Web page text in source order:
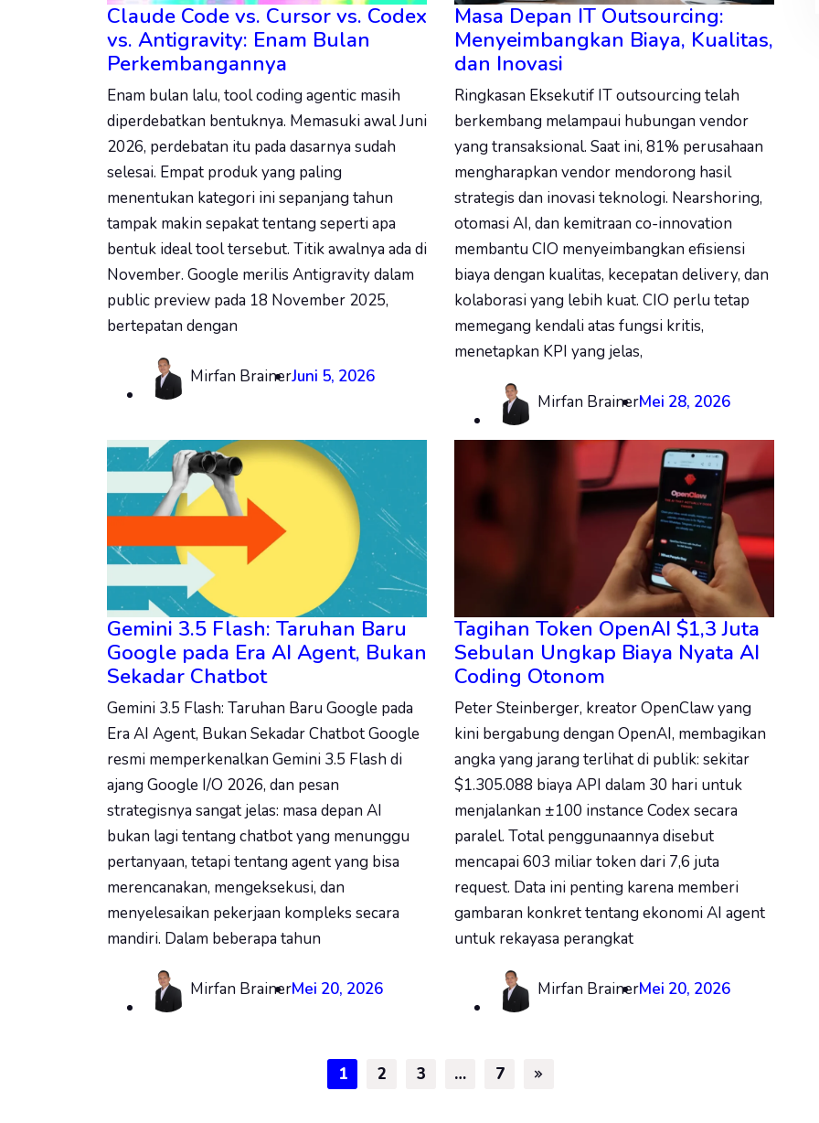
Claude Code vs. Cursor vs. Codex
vs. Antigravity: Enam Bulan
Perkembangannya
Enam bulan lalu, tool coding agentic masih
diperdebatkan bentuknya. Memasuki awal Juni
2026, perdebatan itu pada dasarnya sudah
selesai. Empat produk yang paling
menentukan kategori ini sepanjang tahun
tampak makin sepakat tentang seperti apa
bentuk ideal tool tersebut. Titik awalnya ada di
November. Google merilis Antigravity dalam
public preview pada 18 November 2025,
bertepatan dengan
Mirfan BrainerJuni 5, 2026
Masa Depan IT Outsourcing:
Menyeimbangkan Biaya, Kualitas,
dan Inovasi
Ringkasan Eksekutif IT outsourcing telah
berkembang melampaui hubungan vendor
yang transaksional. Saat ini, 81% perusahaan
mengharapkan vendor mendorong hasil
strategis dan inovasi teknologi. Nearshoring,
otomasi AI, dan kemitraan co-innovation
membantu CIO menyeimbangkan efisiensi
biaya dengan kualitas, kecepatan delivery, dan
kolaborasi yang lebih kuat. CIO perlu tetap
memegang kendali atas fungsi kritis,
menetapkan KPI yang jelas,
Mirfan BrainerMei 28, 2026
Gemini 3.5 Flash: Taruhan Baru
Google pada Era AI Agent, Bukan
Sekadar Chatbot
Gemini 3.5 Flash: Taruhan Baru Google pada
Era AI Agent, Bukan Sekadar Chatbot Google
resmi memperkenalkan Gemini 3.5 Flash di
ajang Google I/O 2026, dan pesan
strategisnya sangat jelas: masa depan AI
bukan lagi tentang chatbot yang menunggu
pertanyaan, tetapi tentang agent yang bisa
merencanakan, mengeksekusi, dan
menyelesaikan pekerjaan kompleks secara
mandiri. Dalam beberapa tahun
Mirfan BrainerMei 20, 2026
Tagihan Token OpenAI $1,3 Juta
Sebulan Ungkap Biaya Nyata AI
Coding Otonom
Peter Steinberger, kreator OpenClaw yang
kini bergabung dengan OpenAI, membagikan
angka yang jarang terlihat di publik: sekitar
$1.305.088 biaya API dalam 30 hari untuk
menjalankan ±100 instance Codex secara
paralel. Total penggunaannya disebut
mencapai 603 miliar token dari 7,6 juta
request. Data ini penting karena memberi
gambaran konkret tentang ekonomi AI agent
untuk rekayasa perangkat
Mirfan BrainerMei 20, 2026
1 2 3 … 7